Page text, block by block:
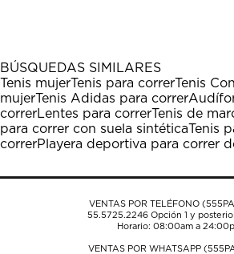
1
estrella
Esta
acción
abrirá
el
formulario
envío.
estrellas.
Esta
acción
abrirá
el
formulario
envío.
estrellas.
Esta
acción
abrirá
el
formulario
envío.
estrellas.
Esta
acción
abrirá
el
formulario
envío.
estrellas.
Esta
acción
abrirá
el
formulario
envío.
BÚSQUEDAS SIMILARES
Tenis mujerTenis para correrTenis
mujerTenis Adidas para correr
correrLentes para correrTenis de
para correr con suela sintéticaTenis
correrPlayera deportiva para correr
VENTAS POR TELÉFONO
55.5725.2246Opción 1 y
Horario: 08:00am a
VENTAS POR WHATSAPP